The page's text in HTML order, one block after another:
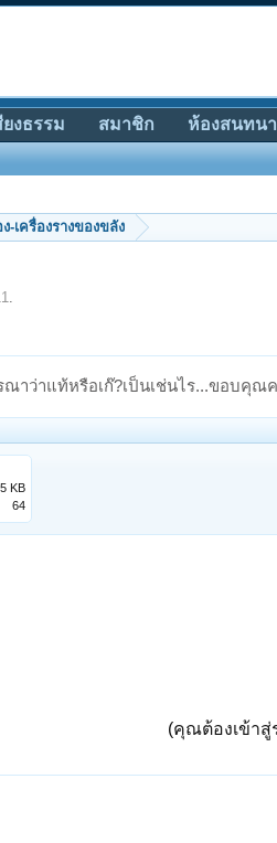
-เครื่องรางของขลัง
.
ณาว่าแท้หรือเก๊?เป็นเช่นไร...ขอบคุณ
KB
64
(คุณต้องเข้าสู่
ยงธรรม สมาชิก ห้องสนทนา